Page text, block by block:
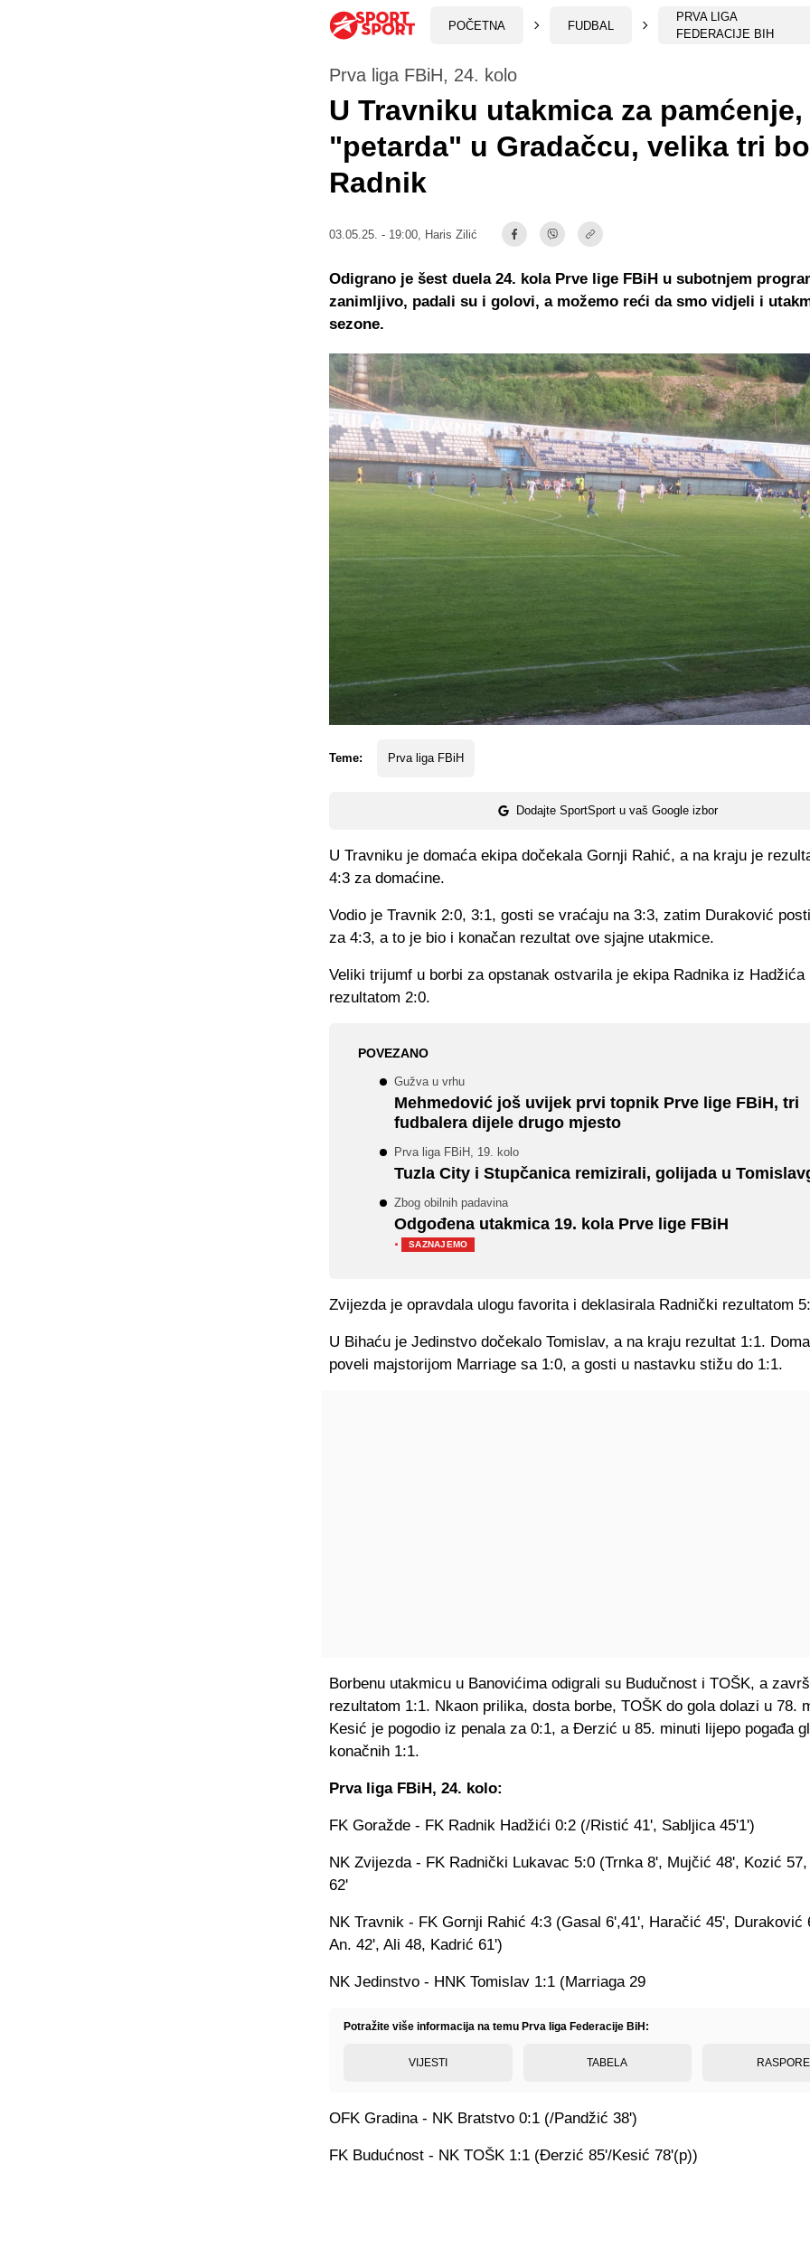
POČETNA FUDBAL
PRVA LIGA
FEDERACIJE BIH
Prva liga FBiH, 24. kolo
U Travniku utakmica za pamćenje,
"petarda" u Gradačcu, velika tri
Radnik
03.05.25. - 19:00, Haris Zilić
Teme: Prva liga FBiH
Dodajte SportSport u vaš Google izbor
Odigrano je šest duela 24. kola Prve lige FBiH u subotnjem
zanimljivo, padali su i golovi, a možemo reći da smo vidjeli i
sezone.
U Travniku je domaća ekipa dočekala Gornji Rahić, a na kraju je
4:3 za domaćine.
Vodio je Travnik 2:0, 3:1, gosti se vraćaju na 3:3, zatim Duraković
za 4:3, a to je bio i konačan rezultat ove sjajne utakmice.
Veliki trijumf u borbi za opstanak ostvarila je ekipa Radnika iz Hadžića
rezultatom 2:0.
POVEZANO
Gužva u vrhu
Mehmedović još uvijek prvi topnik Prve lige FBiH, tri
fudbalera dijele drugo mjesto
Prva liga FBiH, 19. kolo
Tuzla City i Stupčanica remizirali, golijada u
Zbog obilnih padavina
Odgođena utakmica 19. kola Prve lige FBiH
·
SAZNAJEMO
Zvijezda je opravdala ulogu favorita i deklasirala Radnički rezultatom
U Bihaću je Jedinstvo dočekalo Tomislav, a na kraju rezultat 1:1.
poveli majstorijom Marriage sa 1:0, a gosti u nastavku stižu do 1:1.
Borbenu utakmicu u Banovićima odigrali su Budučnost i TOŠK, a
rezultatom 1:1. Nkaon prilika, dosta borbe, TOŠK do gola dolazi u 78.
Kesić je pogodio iz penala za 0:1, a Đerzić u 85. minuti lijepo pogađa
konačnih 1:1.
Prva liga FBiH, 24. kolo:
FK Goražde - FK Radnik Hadžići 0:2 (/Ristić 41', Sabljica 45'1')
NK Zvijezda - FK Radnički Lukavac 5:0 (Trnka 8', Mujčić 48', Kozić
62'
NK Travnik - FK Gornji Rahić 4:3 (Gasal 6',41', Haračić 45', Duraković
An. 42', Ali 48, Kadrić 61')
NK Jedinstvo - HNK Tomislav 1:1 (Marriaga 29
Potražite više informacija na temu Prva liga Federacije BiH:
VIJESTI TABELA
OFK Gradina - NK Bratstvo 0:1 (/Pandžić 38')
FK Budućnost - NK TOŠK 1:1 (Đerzić 85'/Kesić 78'(p))